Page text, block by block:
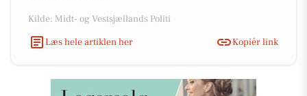
Kilde: Midt- og Vestsjællands Politi
Læs hele artiklen her
Kopiér link